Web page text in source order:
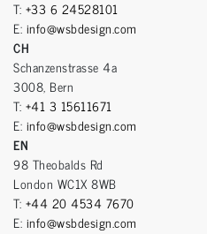
T: +33 6 24528101
E: info@wsbdesign.com
CH
Schanzenstrasse 4a
3008, Bern
T: +41 3 15611671
E: info@wsbdesign.com
EN
98 Theobalds Rd
London WC1X 8WB
T: +44 20 4534 7670
E: info@wsbdesign.com